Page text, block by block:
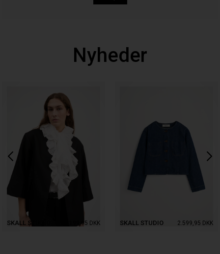
Nyheder
SKALL STUDIO 1.199,95 DKK SKALL STUDIO 2.599,95 DKK